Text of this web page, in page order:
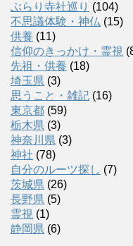
イ
ブ
ぶらり寺社巡り (104)
不思議体験・神仏 (15)
供養 (11)
信仰のきっかけ・霊視
先祖・供養 (18)
埼玉県 (3)
思うこと・雑記 (16)
東京都 (59)
栃木県 (3)
神奈川県 (3)
神社 (78)
自分のルーツ探し (7)
茨城県 (26)
長野県 (5)
霊視 (1)
静岡県 (6)